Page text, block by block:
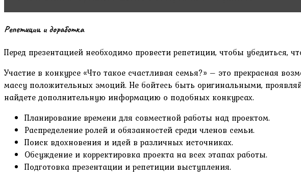
Репетиции и доработка
Перед презентацией необходимо провести репетиции, чтобы
Участие в конкурсе «Что такое счастливая семья?» – это прекрасная
массу положительных эмоций. Не бойтесь быть оригинальными,
найдете дополнительную информацию о подобных конкурсах.
Планирование времени для совместной работы над проектом.
Распределение ролей и обязанностей среди членов семьи.
Поиск вдохновения и идей в различных источниках.
Обсуждение и корректировка проекта на всех этапах работы.
Подготовка презентации и репетиции выступления.